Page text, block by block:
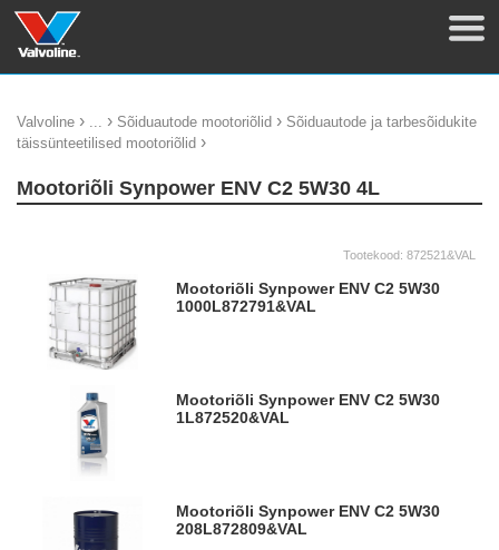
Valvoline › ... › Sõiduautode mootoriõlid › Sõiduautode ja tarbesõidukite
täissünteetilised mootoriõlid ›
Mootoriõli Synpower ENV C2 5W30 4L
Tootekood: 872521&VAL
Mootoriõli Synpower ENV C2 5W30
1000L872791&VAL
Mootoriõli Synpower ENV C2 5W30
1L872520&VAL
Mootoriõli Synpower ENV C2 5W30
208L872809&VAL